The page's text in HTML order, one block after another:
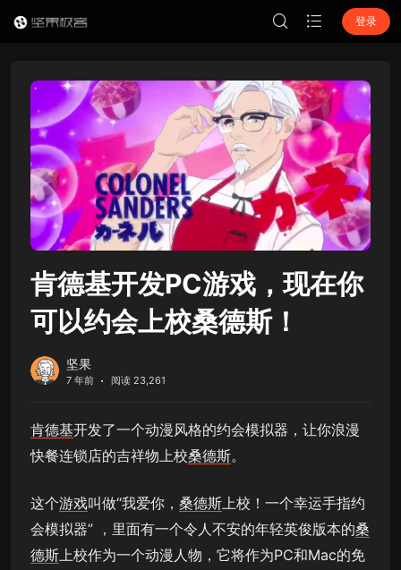
登录
肯德基开发PC游戏，现在你
可以约会上校桑德斯！
坚果
7 年前 阅读 23,261
肯德基开发了一个动漫风格的约会模拟器，让你浪漫
快餐连锁店的吉祥物上校桑德斯。
这个游戏叫做“我爱你， 桑德斯 上校！一个幸运手指约
会模拟器” ，里面有一个令人不安的年轻英俊版本的桑
德斯 上校作为一个动漫人物，它将作为PC和Mac的免